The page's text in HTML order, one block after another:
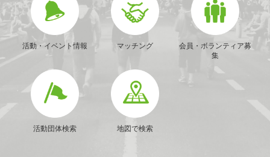
活動・イベント情報 マッチング
会員・ボランティア募
集
活動団体検索 地図で検索